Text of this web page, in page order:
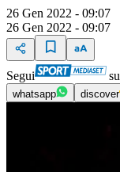
26 Gen 2022 - 09:07
26 Gen 2022 - 09:07
Segui su
whatsapp discover